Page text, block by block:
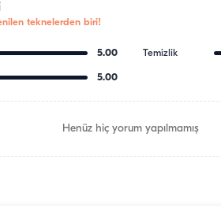
teknelerden biri!
5.00 Temizlik
5.00
Henüz hiç yorum yapılmamış